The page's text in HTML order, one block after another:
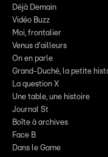
Déjà Demain
Vidéo Buzz
Moi, frontalier
Venus d'ailleurs
On en parle
Grand-Duché, la petite
La question X
Une table, une histoire
Journal St
Boîte à archives
Face B
Dans le Game